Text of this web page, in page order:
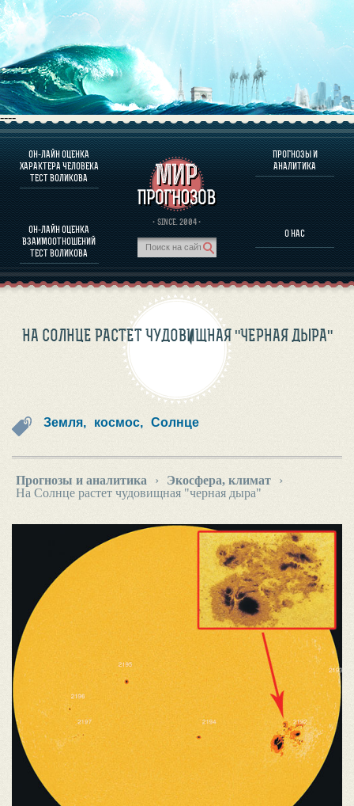
----
ОН-ЛАЙН ОЦЕНКА
ХАРАКТЕРА ЧЕЛОВЕКА
ТЕСТ ВОЛИКОВА
ОН-ЛАЙН ОЦЕНКА
ВЗАИМООТНОШЕНИЙ
ТЕСТ ВОЛИКОВА
· SINCE. 2004 ·
ПРОГНОЗЫ И
АНАЛИТИКА
О НАС
О ПРОГРАММЕ
ОЦЕНКА ХАРАКТЕРA ЧЕЛОВЕКА
ОЦЕНКА ХАРАКТЕРА ВЫДАЮЩИХСЯ ЛИЧНОСТЕЙ
О ПРОГРАММЕ
ПРОГНОЗЫ И АНАЛИТИКА
НА СОЛНЦЕ РАСТЕТ ЧУДОВИЩНАЯ "ЧЕРНАЯ ДЫРА"
Земля, космос, Солнце
Прогнозы и аналитика › Экосфера, климат
›
На Солнце растет чудовищная "черная дыра"